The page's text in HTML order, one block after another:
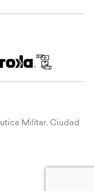
Militar, Ciudad